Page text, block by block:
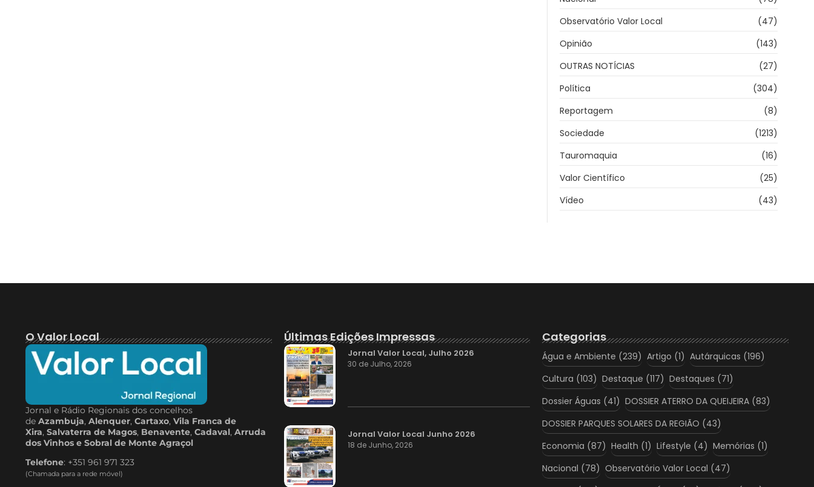
Observatório Valor Local
(47)
Opinião
(143)
OUTRAS NOTÍCIAS
(27)
Política
(304)
Reportagem
(8)
Sociedade
(1213)
Tauromaquia
(16)
Valor Científico
(25)
Vídeo
(43)
O Valor Local
Jornal e Rádio Regionais dos concelhos
de Azambuja, Alenquer, Cartaxo, Vila Franca de
Xira, Salvaterra de Magos, Benavente, Cadaval, Arruda
dos Vinhos e Sobral de Monte Agraçol
Telefone: +351 961 971 323
(Chamada para a rede móvel)
Últimas Edições Impressas
Jornal Valor Local, Julho 2026
30 de Julho, 2026
Jornal Valor Local Junho 2026
18 de Junho, 2026
Categorias
Água e Ambiente (239) Artigo (1) Autárquicas (196)
Cultura (103) Destaque (117) Destaques (71)
Dossier Águas (41) DOSSIER ATERRO DA QUEIJEIRA (83)
DOSSIER PARQUES SOLARES DA REGIÃO (43)
Economia (87) Health (1) Lifestyle (4) Memórias (1)
Nacional (78) Observatório Valor Local (47)